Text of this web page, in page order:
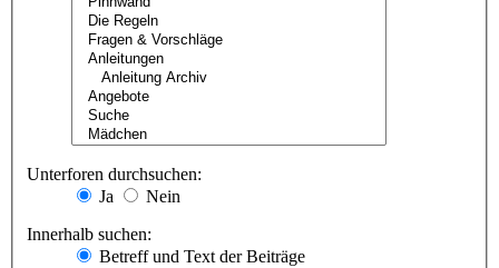
Unterforen durchsuchen:
Ja
Nein
Innerhalb suchen:
Betreff und Text der Beiträge